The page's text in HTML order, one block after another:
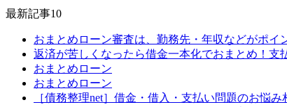
最新記事10
おまとめローン審査は、勤務先・年収などがポイ
返済が苦しくなったら借金一本化でおまとめ！支
おまとめローン
おまとめローン
［債務整理net］借金・借入・支払い問題のお悩